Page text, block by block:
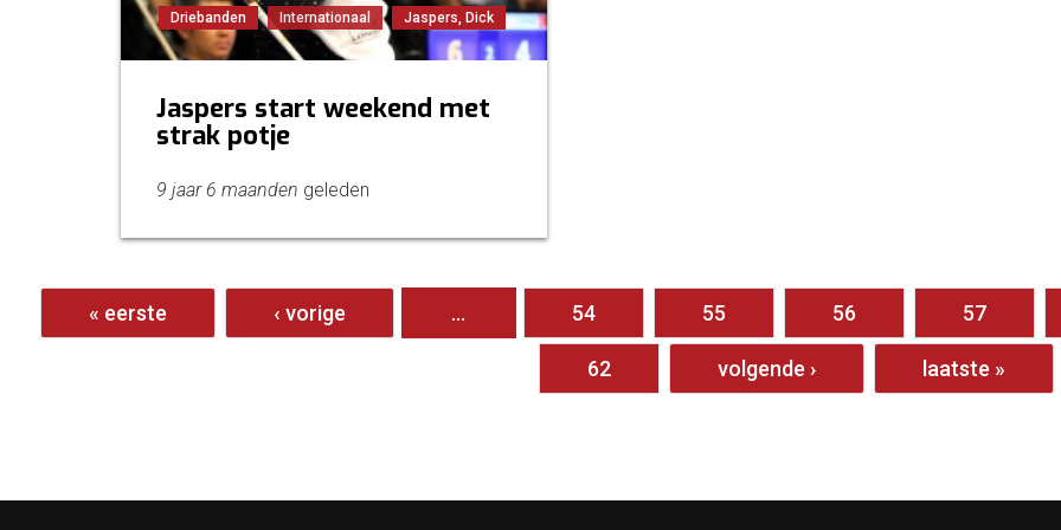
Driebanden Internationaal Jaspers, Dick
Jaspers start weekend met
strak potje
9 jaar 6 maanden geleden
Pagina's
« eerste
‹ vorige … 54 55 56 57
62 volgende › laatste »